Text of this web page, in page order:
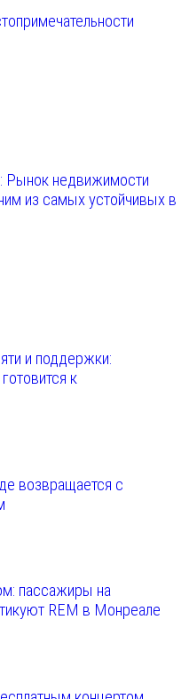
Рынок недвижимости
из самых устойчивых в
и поддержки:
к
возвращается с
пассажиры на
REM в Монреале